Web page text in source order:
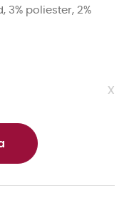
3% poliester, 2%
x